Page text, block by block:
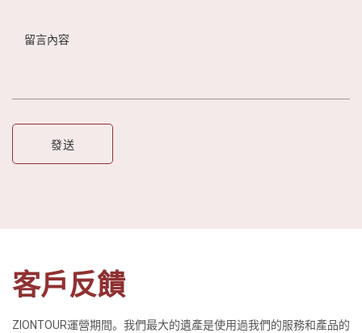
客戶反饋
ZIONTOUR運營期間。我們最大的遺產是使用過我們的服務和產品的